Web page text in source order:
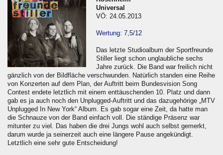
Universal
VÖ: 24.05.2013
Wertung: 7,5/12
Das letzte Studioalbum der Sportfreunde
Stiller liegt schon unglaubliche sechs
Jahre zurück. Die Band war freilich nicht
gänzlich von der Bildfläche verschwunden. Natürlich standen eine Reihe
von Konzerten auf dem Plan, der Auftritt beim Bundesvision Song
Contest endete letztlich mit einem enttäuschenden 10. Platz und dann
gab es ja auch noch den Unplugged-Auftritt und das dazugehörige „MTV
Unplugged In New York“ Album. Es gab sogar eine Zeit, da hatte man
die Schnauze von der Band einfach voll. Die ständige Präsenz war
mitunter zu viel. Das haben die drei Jungs wohl auch selbst gemerkt,
darum wurde ja seinerzeit auch eine längere Pause angekündigt.
Letztlich eine sehr gute Entscheidung!